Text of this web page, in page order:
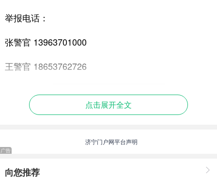
举报电话：
张警官 13963701000
王警官 18653762726
点击展开全文
济宁门户网平台声明
向您推荐